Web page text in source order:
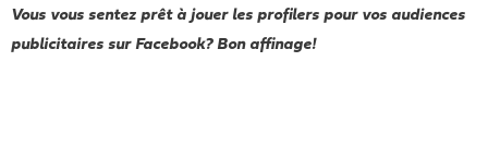
Vous vous sentez prêt à jouer les profilers pour vos audiences
publicitaires sur Facebook? Bon affinage!